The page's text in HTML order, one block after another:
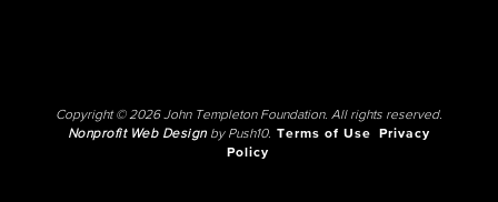
Copyright © 2026 John Templeton Foundation. All rights reserved.
Nonprofit Web Designby Push10. Terms of Use
Privacy
Policy